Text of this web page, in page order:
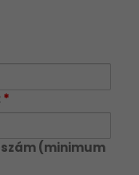
*
(minimum